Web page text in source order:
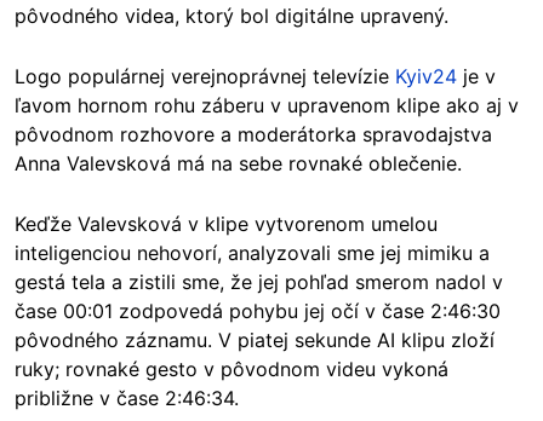
pôvodného videa, ktorý bol digitálne upravený.
Logo populárnej verejnoprávnej televízie Kyiv24 je v
ľavom hornom rohu záberu v upravenom klipe ako aj v
pôvodnom rozhovore a moderátorka spravodajstva
Anna Valevsková má na sebe rovnaké oblečenie.
Keďže Valevsková v klipe vytvorenom umelou
inteligenciou nehovorí, analyzovali sme jej mimiku a
gestá tela a zistili sme, že jej pohľad smerom nadol v
čase 00:01 zodpovedá pohybu jej očí v čase 2:46:30
pôvodného záznamu. V piatej sekunde AI klipu zloží
ruky; rovnaké gesto v pôvodnom videu vykoná
približne v čase 2:46:34.